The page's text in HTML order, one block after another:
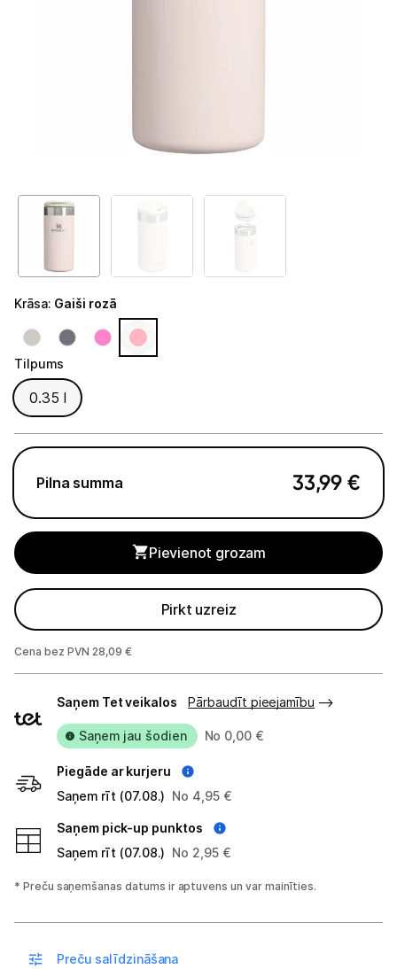
Lielā tehnika
Mazā tehnika
Kafijas dzirnaviņas
Apkopes produkti
Servēšanas piederumi
Termosi un termokrūzes
Mazā virtuves tehnika
Klimata iekārtas
Apģērbu kopšana
Piederumi sportam
Atpūta
Elektriskie skrejriteņi
Dronu aksesuāri
Sonāri makšķerēšanai
Dārza grili
Krāsa: Gaiši rozā
Tilpums
Tilpums
0.35 l
Pilna summa 33,99 €
Pievienot grozam
Pirkt uzreiz
Cena bez PVN 28,09 €
veidi
Saņem Tet veikalos Pārbaudīt pieejamību
Saņem jau šodien No 0,00 €
Piegāde ar kurjeru
Saņem rīt (07.08.) No 4,95 €
Saņem pick-up punktos
Saņem rīt (07.08.) No 2,95 €
* Preču saņemšanas datums ir aptuvens un var mainīties.
Preču salīdzināšana